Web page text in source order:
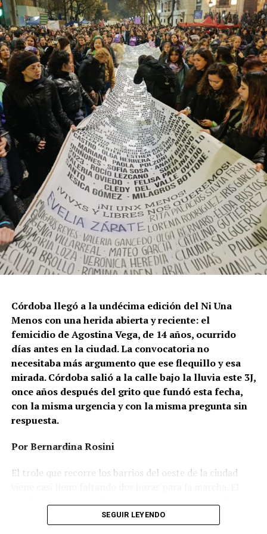
provee biodiversidad, y a una soberanía que se pierde río
abajo. Viaje en barco de MU desde el bajo delta
bonaerense, para conocer y escuchar a isleños,
productores, docentes, ambientalistas y vecinos que
resisten otra avanzada sobre un territorio en disputa.
Por Francisco Pandolfi
Descargar la Mu en PDF
Ganar la vida: La historia de (no)
Su hijo Ciro tenía 120 veces más agrotóxicos que lo
Córdoba llegó a la undécima edición del Ni Una
Menos con una herida abierta y reciente: el
femicidio de Agostina Vega, de 14 años, ocurrido
días antes en la ciudad. La convocatoria no
necesitaba más argumento que ese flequillo y esa
mirada. Córdoba salió a la calle bajo la lluvia este 3J,
once años después del grito que fundó esta fecha,
con la misma urgencia y con la misma pregunta sin
respuesta.
Por Bernardina Rosini
El trole que recorre los barrios del oeste de la ciudad
Agostina Vega, 14 años. Era fácil intuir que será una
SEGUIR LEYENDO